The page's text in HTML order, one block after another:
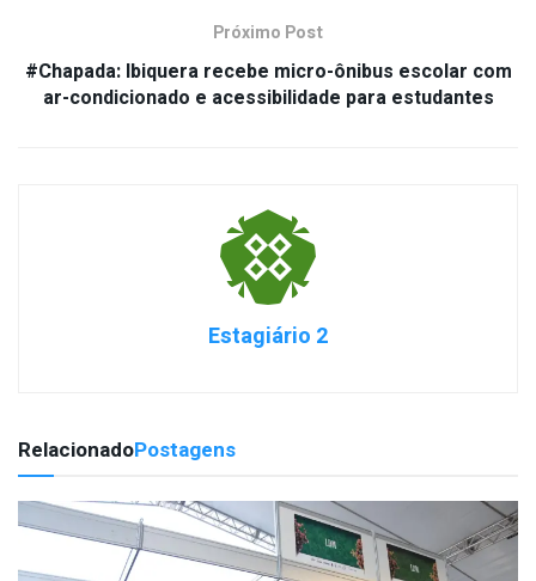
Próximo Post
#Chapada: Ibiquera recebe micro-ônibus escolar com
ar-condicionado e acessibilidade para estudantes
Estagiário 2
RelacionadoPostagens